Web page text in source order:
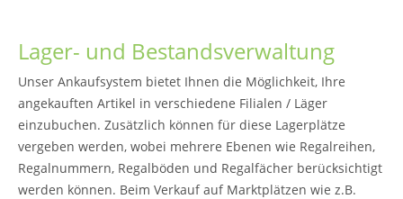
Lager- und Bestandsverwaltung
Unser Ankaufsystem bietet Ihnen die Möglichkeit, Ihre
angekauften Artikel in verschiedene Filialen / Läger
einzubuchen. Zusätzlich können für diese Lagerplätze
vergeben werden, wobei mehrere Ebenen wie Regalreihen,
Regalnummern, Regalböden und Regalfächer berücksichtigt
werden können. Beim Verkauf auf Marktplätzen wie z.B.